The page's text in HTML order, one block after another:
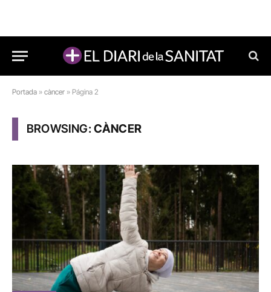
Portada » càncer » Página 2
BROWSING:CÀNCER